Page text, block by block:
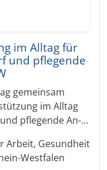
im Alltag für
und pflegende
gemeinsam
im Alltag
pflegende An-…
Arbeit, Gesundheit
Westfalen